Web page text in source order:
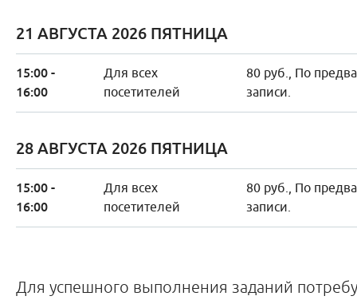
21 АВГУСТА 2026 ПЯТНИЦА
15:00 -
16:00
Для всех
посетителей
80 руб., По
записи.
28 АВГУСТА 2026 ПЯТНИЦА
15:00 -
16:00
Для всех
посетителей
80 руб., По
записи.
Для успешного выполнения заданий